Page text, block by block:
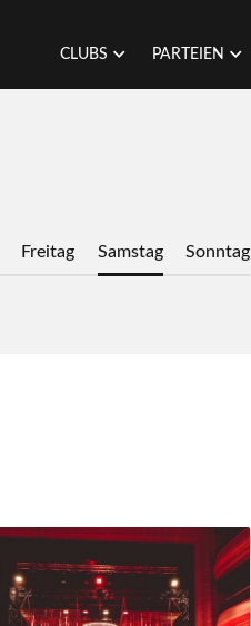
CLUBS PARTEIEN
Freitag Samstag Sonntag